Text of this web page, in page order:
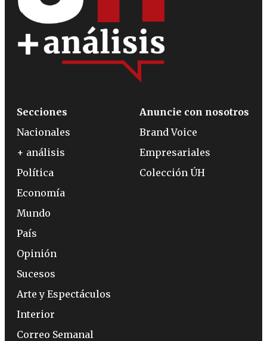
Secciones
Nacionales
+ análisis
Política
Economía
Mundo
País
Opinión
Sucesos
Arte y Espectáculos
Interior
Correo Semanal
Anuncie con nosotros
Brand Voice
Empresariales
Colección ÚH